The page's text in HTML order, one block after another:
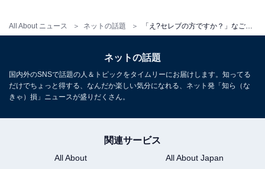
All About ニュース ネットの話題
ネットの話題
国内外のSNSで話題の人＆トピックをタイムリーにお届けします。知ってる
だけでちょっと得する、なんだか楽しい気分になれる、ネット発「知ら（な
きゃ）損」ニュースが盛りだくさん。
関連サービス
All About
All About Japan